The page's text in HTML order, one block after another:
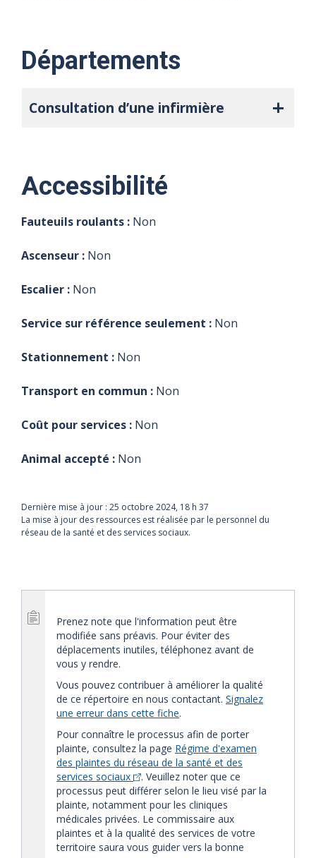
Départements
Consultation d’une infirmière
Accessibilité
Fauteuils roulants : Non
Ascenseur : Non
Escalier : Non
Service sur référence seulement : Non
Stationnement : Non
Transport en commun : Non
Coût pour services : Non
Animal accepté : Non
Dernière mise à jour : 25 octobre 2024, 18 h 37
La mise à jour des ressources est réalisée par le personnel du
réseau de la santé et des services sociaux.
Prenez note que l'information peut être
modifiée sans préavis. Pour éviter des
déplacements inutiles, téléphonez avant de
vous y rendre.
Vous pouvez contribuer à améliorer la qualité
de ce répertoire en nous contactant. Signalez
une erreur dans cette fiche.
Pour connaître le processus afin de porter
plainte, consultez la page Régime d'examen
des plaintes du réseau de la santé et des
services sociaux
. Veuillez noter que ce
processus peut différer selon le lieu visé par la
plainte, notamment pour les cliniques
médicales privées. Le commissaire aux
plaintes et à la qualité des services de votre
territoire saura vous guider vers la bonne